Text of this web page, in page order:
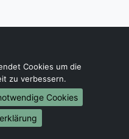
Belarus
Belgien
Bulgarien
Dänemark
Cookies um die
zu verbessern.
Cookies